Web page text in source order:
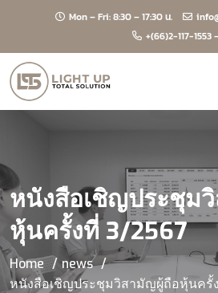
Mon – Fri: 8:30 – 17:30 น.
+(66)2-117-1553
หนังสือเชิญประชุม
หุ้นครั้งที่ 3/2567
Home
news
หนังสือเชิญประชุมวิสามัญผู้ถือหุ้นครั้